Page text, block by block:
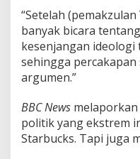
“Setelah
banyak bicara
kesenjangan
sehingga
argumen.”
BBC News
politik yang ekstrem
Starbucks. Tapi juga